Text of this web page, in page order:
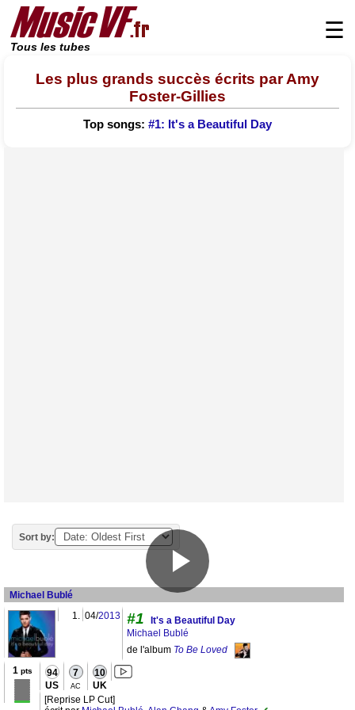
Tous les tubes
☰
Les plus grands succès écrits par Amy
Foster-Gillies
Top songs: #1: It's a Beautiful Day
Sort by:
Michael Bublé
1. 04/2013 #1
It's a Beautiful Day
Michael Bublé
de l'album To Be Loved
1 pts 94
US
7
AC
10
UK
[Reprise LP Cut]